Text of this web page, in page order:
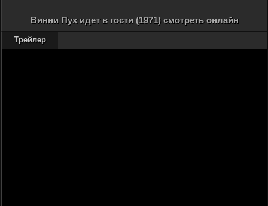
Винни Пух идет в гости (1971) смотреть онлайн
Трейлер